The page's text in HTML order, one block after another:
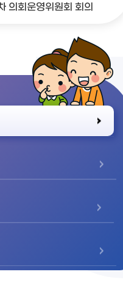
의회운영위원회 회의